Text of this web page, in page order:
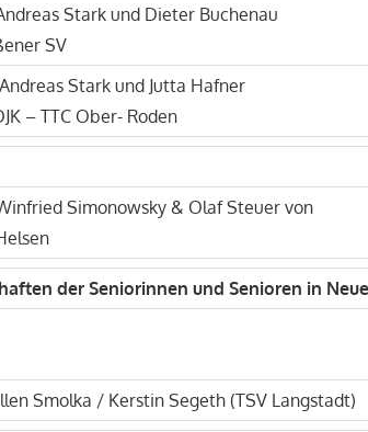
Stark und Dieter Buchenau
SV
Stark und Jutta Hafner
– TTC Ober- Roden
Simonowsky & Olaf Steuer von
der Seniorinnen und Senioren in
Smolka / Kerstin Segeth (TSV Langstadt)